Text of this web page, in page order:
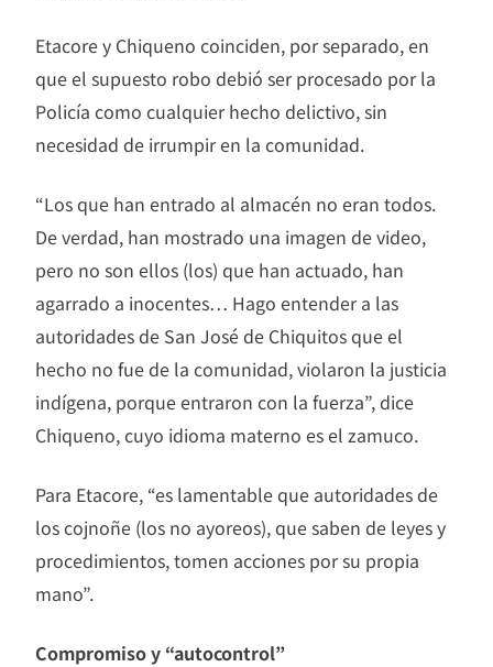
Etacore y Chiqueno coinciden, por separado, en
que el supuesto robo debió ser procesado por la
Policía como cualquier hecho delictivo, sin
necesidad de irrumpir en la comunidad.
“Los que han entrado al almacén no eran todos.
De verdad, han mostrado una imagen de video,
pero no son ellos (los) que han actuado, han
agarrado a inocentes… Hago entender a las
autoridades de San José de Chiquitos que el
hecho no fue de la comunidad, violaron la justicia
indígena, porque entraron con la fuerza”, dice
Chiqueno, cuyo idioma materno es el zamuco.
Para Etacore, “es lamentable que autoridades de
los cojnoñe (los no ayoreos), que saben de leyes y
procedimientos, tomen acciones por su propia
mano”.
Compromiso y “autocontrol”